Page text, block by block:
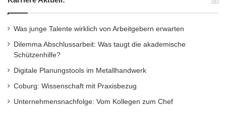
Sprechstunde statt. Am Mittag übernahm das
Studierendenwerk Siegen die Verpflegung der
Geflüchteten. Die Mahlzeiten hatte das
Studierendenwerk in der Küche in der Uni-
Mensa gekocht, Helfer des DRK
transportierten das Essen zur Sporthalle.
Was junge Talente wirklich von Arbeitgebern erwarten
Dilemma Abschlussarbeit: Was taugt die akademische
Schützenhilfe?
Digitale Planungstools im Metallhandwerk
Coburg: Wissenschaft mit Praxisbezug
Unternehmensnachfolge: Vom Kollegen zum Chef